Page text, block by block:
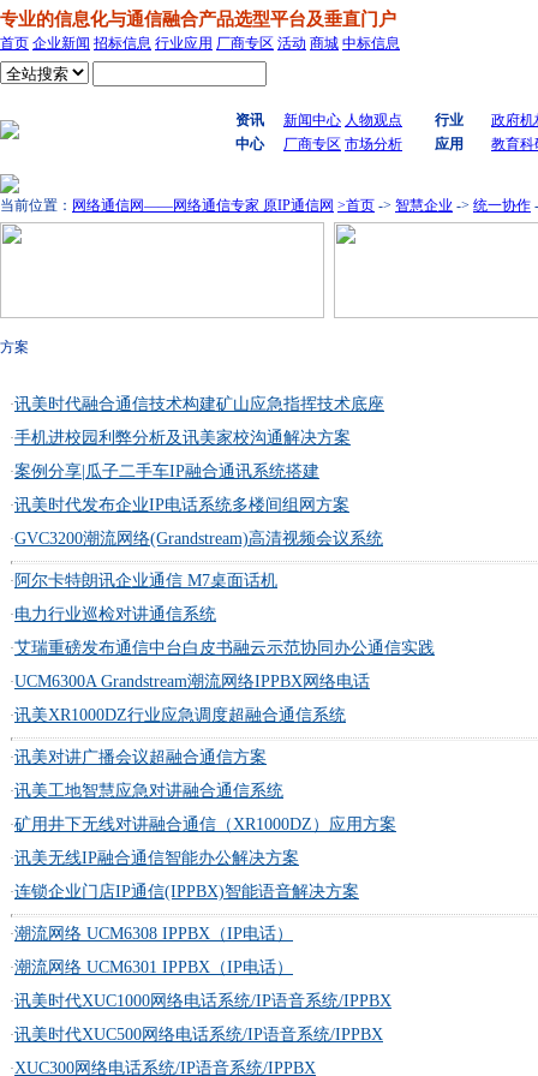
专业的信息化与通信融合产品选型平台及垂直门户
首页 企业新闻 招标信息 行业应用 厂商专区 活动 商城 中标信息
资讯
中心
新闻中心 人物观点
厂商专区 市场分析
行业
应用
政府
教育
当前位置： 网络通信网——网络通信专家 原IP通信网 >首页 -> 智慧企业 -> 统一协作
方案
·讯美时代融合通信技术构建矿山应急指挥技术底座
·手机进校园利弊分析及讯美家校沟通解决方案
·案例分享|瓜子二手车IP融合通讯系统搭建
·讯美时代发布企业IP电话系统多楼间组网方案
·GVC3200潮流网络(Grandstream)高清视频会议系统
· 阿尔卡特朗讯企业通信 M7桌面话机
·电力行业巡检对讲通信系统
·艾瑞重磅发布通信中台白皮书融云示范协同办公通信实践
·UCM6300A Grandstream潮流网络IPPBX网络电话
·讯美XR1000DZ行业应急调度超融合通信系统
·讯美对讲广播会议超融合通信方案
·讯美工地智慧应急对讲融合通信系统
·矿用井下无线对讲融合通信（XR1000DZ）应用方案
·讯美无线IP融合通信智能办公解决方案
·连锁企业门店IP通信(IPPBX)智能语音解决方案
·潮流网络 UCM6308 IPPBX（IP电话）
·潮流网络 UCM6301 IPPBX（IP电话）
·讯美时代XUC1000网络电话系统/IP语音系统/IPPBX
·讯美时代XUC500网络电话系统/IP语音系统/IPPBX
·XUC300网络电话系统/IP语音系统/IPPBX